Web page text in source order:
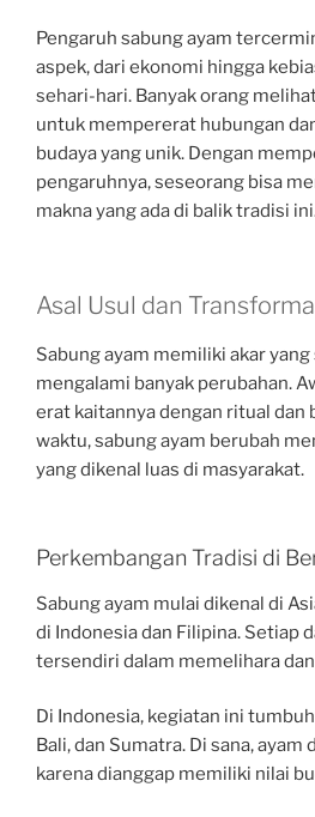
Pengaruh sabung ayam
aspek, dari ekonomi hingga
sehari-hari. Banyak orang
untuk mempererat hubungan
budaya yang unik. Dengan
pengaruhnya, seseorang bisa
makna yang ada di balik tradisi
Asal Usul dan
Sabung ayam memiliki akar
mengalami banyak perubahan.
erat kaitannya dengan ritual dan
waktu, sabung ayam berubah
yang dikenal luas di masyarakat.
Perkembangan Tradisi di
Sabung ayam mulai dikenal di
di Indonesia dan Filipina. Setiap
tersendiri dalam memelihara
Di Indonesia, kegiatan ini
Bali, dan Sumatra. Di sana, ayam
karena dianggap memiliki nilai